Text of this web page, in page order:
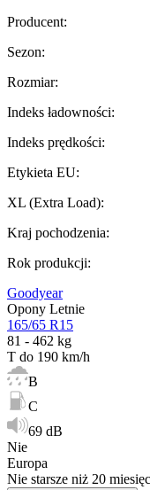
Producent:
Sezon:
Rozmiar:
Indeks ładowności:
Indeks prędkości:
Etykieta EU:
XL (Extra Load):
Kraj pochodzenia:
Rok produkcji:
Goodyear
Opony Letnie
165/65 R15
81 - 462 kg
T do 190 km/h
B
C
69 dB
Nie
Europa
Nie starsze niż 20